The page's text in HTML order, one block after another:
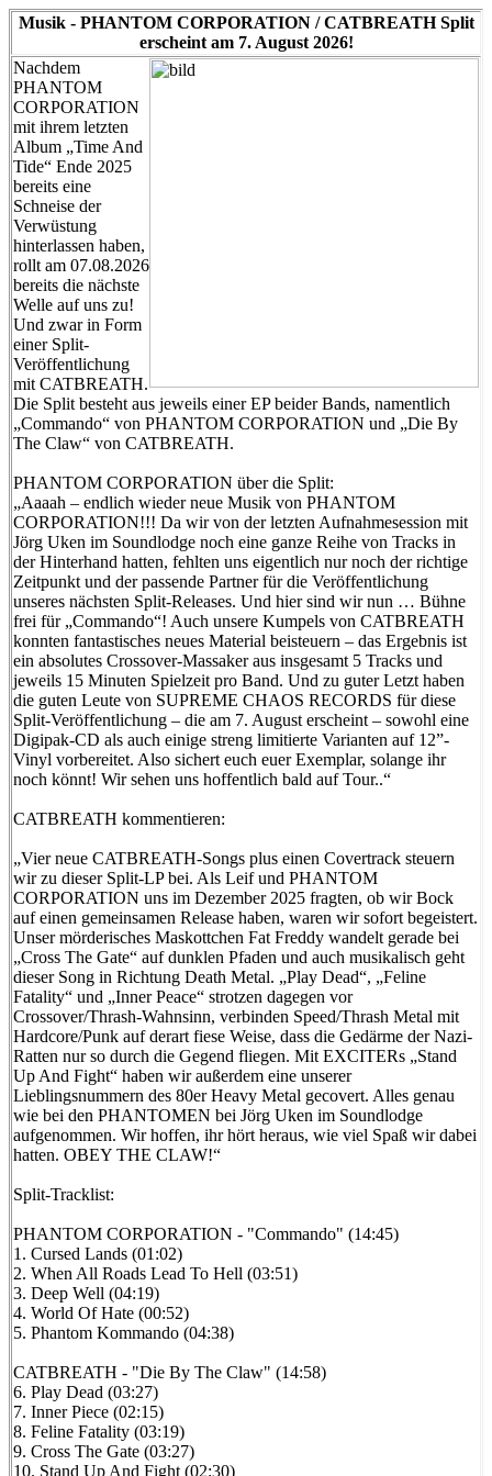
Musik - PHANTOM CORPORATION / CATBREATH Split
erscheint am 7. August 2026!
Nachdem
PHANTOM
CORPORATION
mit ihrem letzten
Album „Time And
Tide“ Ende 2025
bereits eine
Schneise der
Verwüstung
hinterlassen haben,
rollt am 07.08.2026
bereits die nächste
Welle auf uns zu!
Und zwar in Form
einer Split-
Veröffentlichung
mit CATBREATH.
Die Split besteht aus jeweils einer EP beider Bands, namentlich
„Commando“ von PHANTOM CORPORATION und „Die By
The Claw“ von CATBREATH.
PHANTOM CORPORATION über die Split:
„Aaaah – endlich wieder neue Musik von PHANTOM
CORPORATION!!! Da wir von der letzten Aufnahmesession mit
Jörg Uken im Soundlodge noch eine ganze Reihe von Tracks in
der Hinterhand hatten, fehlten uns eigentlich nur noch der richtige
Zeitpunkt und der passende Partner für die Veröffentlichung
unseres nächsten Split-Releases. Und hier sind wir nun … Bühne
frei für „Commando“! Auch unsere Kumpels von CATBREATH
konnten fantastisches neues Material beisteuern – das Ergebnis ist
ein absolutes Crossover-Massaker aus insgesamt 5 Tracks und
jeweils 15 Minuten Spielzeit pro Band. Und zu guter Letzt haben
die guten Leute von SUPREME CHAOS RECORDS für diese
Split-Veröffentlichung – die am 7. August erscheint – sowohl eine
Digipak-CD als auch einige streng limitierte Varianten auf 12”-
Vinyl vorbereitet. Also sichert euch euer Exemplar, solange ihr
noch könnt! Wir sehen uns hoffentlich bald auf Tour..“
CATBREATH kommentieren:
„Vier neue CATBREATH-Songs plus einen Covertrack steuern
wir zu dieser Split-LP bei. Als Leif und PHANTOM
CORPORATION uns im Dezember 2025 fragten, ob wir Bock
auf einen gemeinsamen Release haben, waren wir sofort begeistert.
Unser mörderisches Maskottchen Fat Freddy wandelt gerade bei
„Cross The Gate“ auf dunklen Pfaden und auch musikalisch geht
dieser Song in Richtung Death Metal. „Play Dead“, „Feline
Fatality“ und „Inner Peace“ strotzen dagegen vor
Crossover/Thrash-Wahnsinn, verbinden Speed/Thrash Metal mit
Hardcore/Punk auf derart fiese Weise, dass die Gedärme der Nazi-
Ratten nur so durch die Gegend fliegen. Mit EXCITERs „Stand
Up And Fight“ haben wir außerdem eine unserer
Lieblingsnummern des 80er Heavy Metal gecovert. Alles genau
wie bei den PHANTOMEN bei Jörg Uken im Soundlodge
aufgenommen. Wir hoffen, ihr hört heraus, wie viel Spaß wir dabei
hatten. OBEY THE CLAW!“
Split-Tracklist:
PHANTOM CORPORATION - "Commando" (14:45)
1. Cursed Lands (01:02)
2. When All Roads Lead To Hell (03:51)
3. Deep Well (04:19)
4. World Of Hate (00:52)
5. Phantom Kommando (04:38)
CATBREATH - "Die By The Claw" (14:58)
6. Play Dead (03:27)
7. Inner Piece (02:15)
8. Feline Fatality (03:19)
9. Cross The Gate (03:27)
10. Stand Up And Fight (02:30)